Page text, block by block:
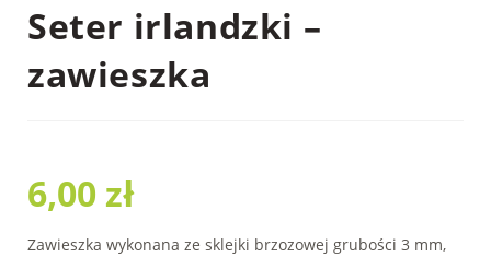
Seter irlandzki –
zawieszka
6,00 zł
Zawieszka wykonana ze sklejki brzozowej grubości 3 mm,